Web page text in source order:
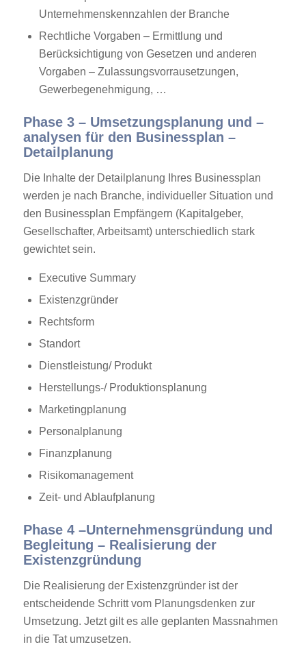
Unternehmenskennzahlen der Branche
Rechtliche Vorgaben – Ermittlung und
Berücksichtigung von Gesetzen und anderen
Vorgaben – Zulassungsvorrausetzungen,
Gewerbegenehmigung, …
Phase 3 – Umsetzungsplanung und –
analysen für den Businessplan –
Detailplanung
Die Inhalte der Detailplanung Ihres Businessplan
werden je nach Branche, individueller Situation und
den Businessplan Empfängern (Kapitalgeber,
Gesellschafter, Arbeitsamt) unterschiedlich stark
gewichtet sein.
Executive Summary
Existenzgründer
Rechtsform
Standort
Dienstleistung/ Produkt
Herstellungs-/ Produktionsplanung
Marketingplanung
Personalplanung
Finanzplanung
Risikomanagement
Zeit- und Ablaufplanung
Phase 4 –Unternehmensgründung und
Begleitung – Realisierung der
Existenzgründung
Die Realisierung der Existenzgründer ist der
entscheidende Schritt vom Planungsdenken zur
Umsetzung. Jetzt gilt es alle geplanten Massnahmen
in die Tat umzusetzen.